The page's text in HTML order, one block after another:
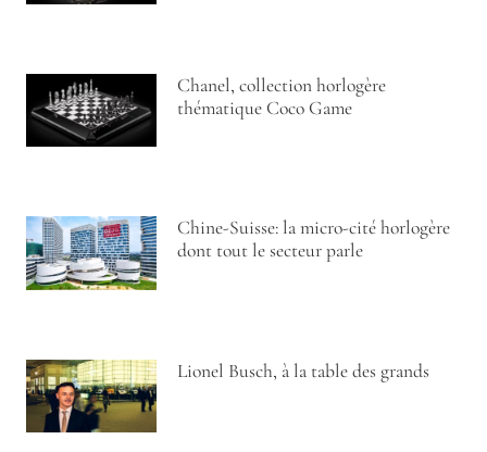
Chanel, collection horlogère
thématique Coco Game
Chine-Suisse: la micro-cité horlogère
dont tout le secteur parle
Lionel Busch, à la table des grands